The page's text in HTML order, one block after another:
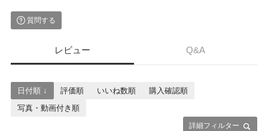
質問する
レビュー Q&A
詳細フィルター
日付順 ↓ 評価順 いいね数順
購入確認順
写真・動画付き順